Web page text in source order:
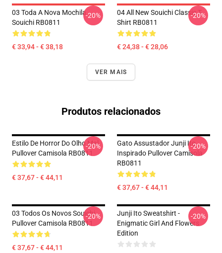
03 Toda A Nova Mochila
Souichi RB0811
€ 33,94 - € 38,18
-20%
04 All New Souichi Classic T-
Shirt RB0811
€ 24,38 - € 28,06
-20%
VER MAIS
Produtos relacionados
Estilo De Horror Do Olho Mal
Pullover Camisola RB0811
€ 37,67 - € 44,11
-20%
Gato Assustador Junji Ito
Inspirado Pullover Camisola
RB0811
€ 37,67 - € 44,11
-20%
03 Todos Os Novos Souichi
Pullover Camisola RB0811
€ 37,67 - € 44,11
-20%
Junji Ito Sweatshirt -
Enigmatic Girl And Flowers
Edition
-20%